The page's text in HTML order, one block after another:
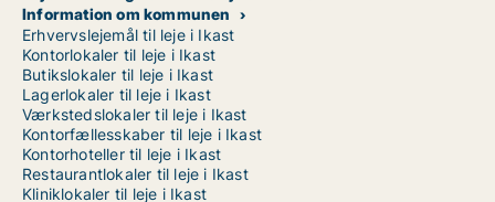
Information om kommunen
Erhvervslejemål til leje i Ikast
Kontorlokaler til leje i Ikast
Butikslokaler til leje i Ikast
Lagerlokaler til leje i Ikast
Værkstedslokaler til leje i Ikast
Kontorfællesskaber til leje i Ikast
Kontorhoteller til leje i Ikast
Restaurantlokaler til leje i Ikast
Kliniklokaler til leje i Ikast